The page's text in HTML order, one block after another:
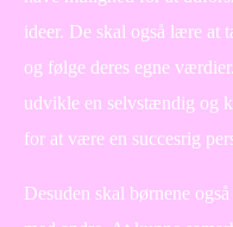
ideer. De skal også lære at
og følge deres egne
udvikle en selvstændig og
for at være en succesrig
Desuden skal børnene